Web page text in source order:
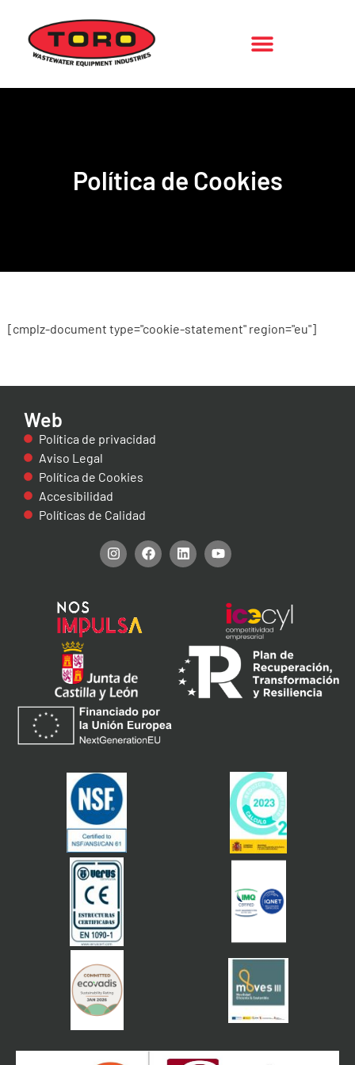
Política de Cookies
[cmplz-document type="cookie-statement" region="eu"]
Web
Política de privacidad
Aviso Legal
Política de Cookies
Accesibilidad
Políticas de Calidad